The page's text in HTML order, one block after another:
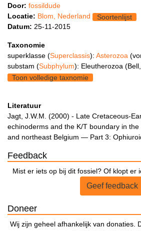
Door: fossildude
Locatie: Blom, Nederland
Soortenlijst
Datum: 25-11-2015
Taxonomie
superklasse (Superclassis): Asterozoa
substam (Subphylum): Eleutherozoa
Toon volledige taxnomie
Literatuur
Jagt, J.W.M. (2000) - Late Cretaceous-
echinoderms and the K/T boundary in
and northeast Belgium — Part 3:
Feedback
Mist er iets op bij dit fossiel? Of klopt er
Geef feedback
Doneer
Wij zijn geheel afhankelijk van donaties.